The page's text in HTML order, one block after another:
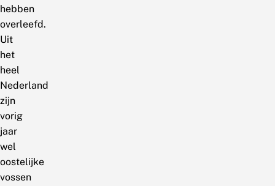
hebben
overleefd.
Uit
het
heel
Nederland
zijn
vorig
jaar
wel
oostelijke
vossen